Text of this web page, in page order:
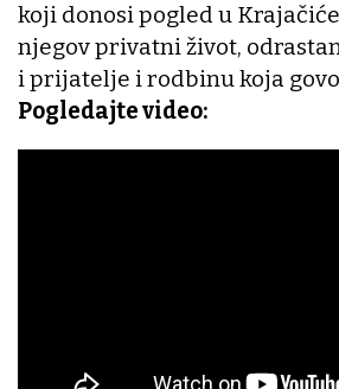
koji donosi pogled u
njegov privatni život,
i prijatelje i rodbinu koja
Pogledajte video: